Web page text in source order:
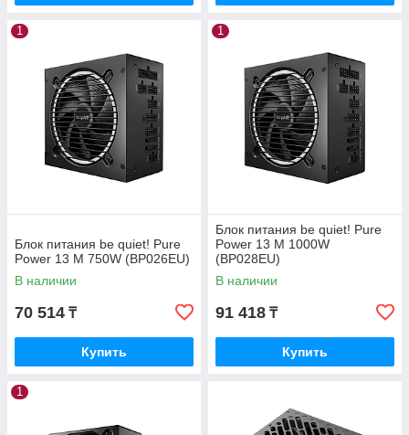
1
Блок питания be quiet! Pure
Power 13 M 750W (BP026EU)
В наличии
70 514 ₸
Купить
1
Блок питания be quiet! Pure
Power 13 M 1000W
(BP028EU)
В наличии
91 418 ₸
Купить
1